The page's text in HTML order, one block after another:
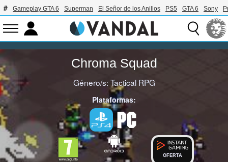
Gameplay GTA 6 Superman El Señor de los Anillos PS5 GTA 6 Sony
Chroma Squad
Género/s: Tactical RPG
Plataformas:
OFERTA